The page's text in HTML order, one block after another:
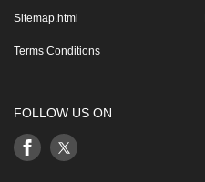
Sitemap.html
Terms Conditions
FOLLOW US ON